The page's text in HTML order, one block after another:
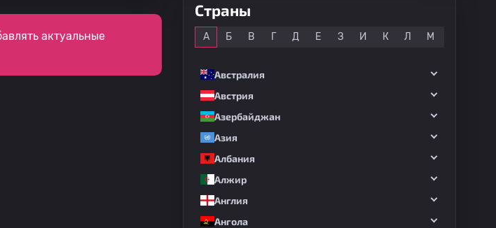
актуальные
Страны
А Б В Г Д Е З И К Л М
Австралия
Австрия
Азербайджан
Азия
Албания
Алжир
Англия
Ангола